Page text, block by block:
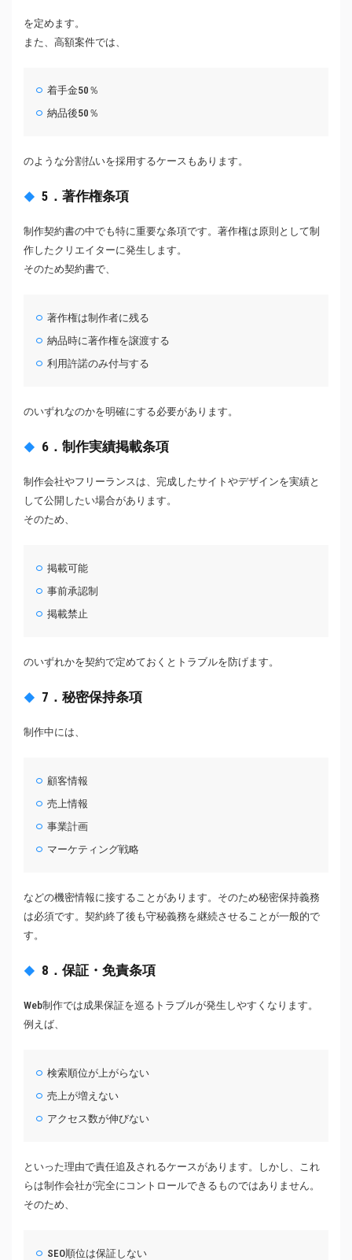
を定めます。
また、高額案件では、
着手金50％
納品後50％
のような分割払いを採用するケースもあります。
5．著作権条項
制作契約書の中でも特に重要な条項です。著作権は原則として制
作したクリエイターに発生します。
そのため契約書で、
著作権は制作者に残る
納品時に著作権を譲渡する
利用許諾のみ付与する
のいずれなのかを明確にする必要があります。
6．制作実績掲載条項
制作会社やフリーランスは、完成したサイトやデザインを実績と
して公開したい場合があります。
そのため、
掲載可能
事前承認制
掲載禁止
のいずれかを契約で定めておくとトラブルを防げます。
7．秘密保持条項
制作中には、
顧客情報
売上情報
事業計画
マーケティング戦略
などの機密情報に接することがあります。そのため秘密保持義務
は必須です。契約終了後も守秘義務を継続させることが一般的で
す。
8．保証・免責条項
Web制作では成果保証を巡るトラブルが発生しやすくなります。
例えば、
検索順位が上がらない
売上が増えない
アクセス数が伸びない
といった理由で責任追及されるケースがあります。しかし、これ
らは制作会社が完全にコントロールできるものではありません。
そのため、
SEO順位は保証しない